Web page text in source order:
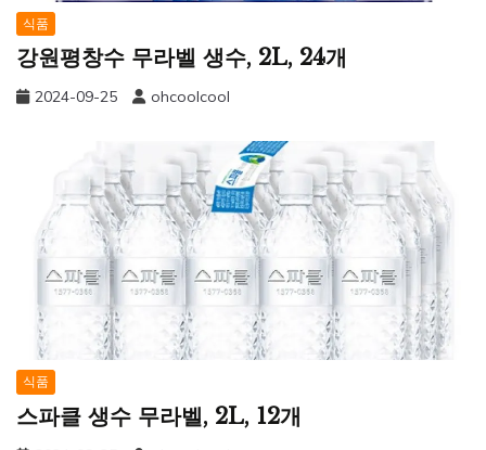
식품
강원평창수 무라벨 생수, 2L, 24개
2024-09-25 ohcoolcool
식품
스파클 생수 무라벨, 2L, 12개